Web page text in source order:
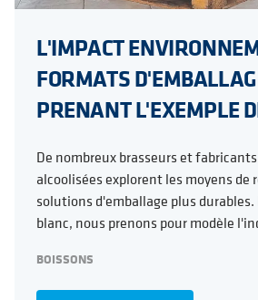
L'IMPACT
FORMATS
PRENANT L'EXEMPLE
De nombreux brasseurs et
alcoolisées explorent les moyens de
solutions d'emballage plus durables.
blanc, nous prenons pour modèle
BOISSONS